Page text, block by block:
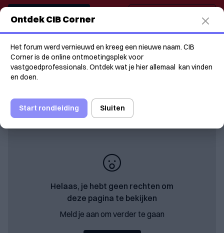
nodigt onze toekomstige nieuwe partner d&p alle
CIB-leden uit op hun Ondernemersdag. Op18
september
Helaas, je hebt geen rechten om
deze pagina te bekijken
Meld je aan om verder te gaan
Ontdek CIB Corner
Het forum werd vernieuwd en kreeg een nieuwe naam. CIB
Corner is de online ontmoetingsplek voor
vastgoedprofessionals. Ontdek wat je hier allemaal kan vinden
en doen.
Start rondleiding Sluiten